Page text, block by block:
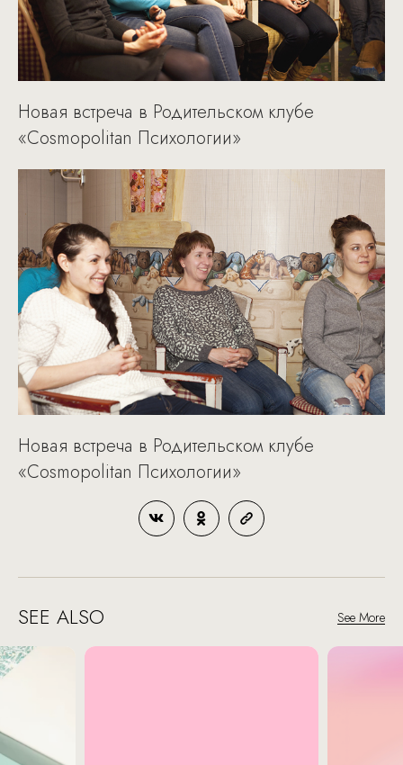
Новая встреча в Родительском клубе
«Cosmopolitan Психологии»
Новая встреча в Родительском клубе
«Cosmopolitan Психологии»
SEE ALSO See More